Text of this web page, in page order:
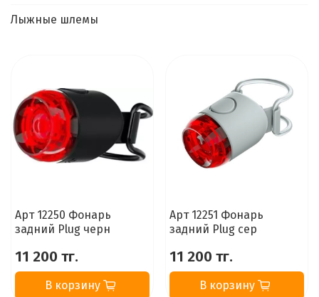
Арт 12250 Фонарь
задний Plug черн
11 200 тг.
В корзину
Арт 12251 Фонарь
задний Plug сер
11 200 тг.
В корзину
Лыжные шлемы